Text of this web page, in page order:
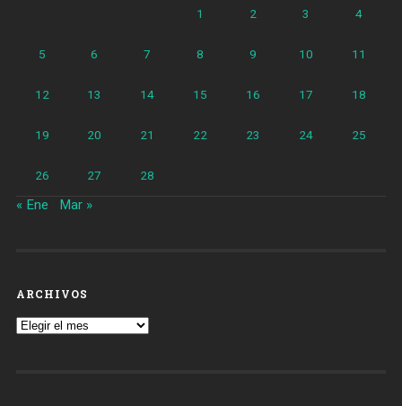
1 2 3 4
5 6 7 8 9 10 11
12 13 14 15 16 17 18
19 20 21 22 23 24 25
26 27 28
« Ene Mar »
ARCHIVOS
Archivos